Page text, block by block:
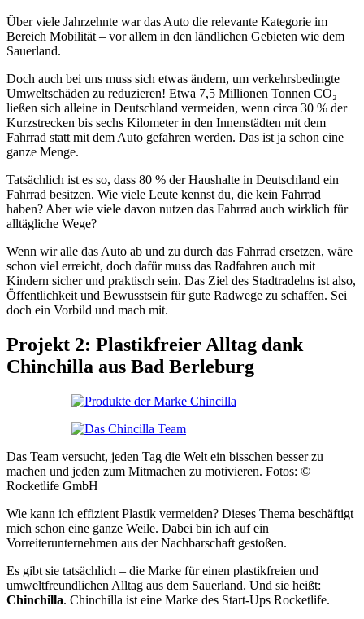
Über viele Jahrzehnte war das Auto die relevante Kategorie im
Bereich Mobilität – vor allem in den ländlichen Gebieten wie dem
Sauerland.
Doch auch bei uns muss sich etwas ändern, um verkehrsbedingte
Umweltschäden zu reduzieren! Etwa 7,5 Millionen Tonnen CO₂
ließen sich alleine in Deutschland vermeiden, wenn circa 30 % der
Kurzstrecken bis sechs Kilometer in den Innenstädten mit dem
Fahrrad statt mit dem Auto gefahren werden. Das ist ja schon eine
ganze Menge.
Tatsächlich ist es so, dass 80 % der Haushalte in Deutschland ein
Fahrrad besitzen. Wie viele Leute kennst du, die kein Fahrrad
haben? Aber wie viele davon nutzen das Fahrrad auch wirklich für
alltägliche Wege?
Wenn wir alle das Auto ab und zu durch das Fahrrad ersetzen, wäre
schon viel erreicht, doch dafür muss das Radfahren auch mit
Kindern sicher und praktisch sein. Das Ziel des Stadtradelns ist also,
Öffentlichkeit und Bewusstsein für gute Radwege zu schaffen. Sei
doch ein Vorbild und mach mit.
Projekt 2: Plastikfreier Alltag dank
Chinchilla aus Bad Berleburg
Das Team versucht, jeden Tag die Welt ein bisschen besser zu
machen und jeden zum Mitmachen zu motivieren. Fotos: ©
Rocketlife GmbH
Wie kann ich effizient Plastik vermeiden? Dieses Thema beschäftigt
mich schon eine ganze Weile. Dabei bin ich auf ein
Vorreiterunternehmen aus der Nachbarschaft gestoßen.
Es gibt sie tatsächlich – die Marke für einen plastikfreien und
umweltfreundlichen Alltag aus dem Sauerland. Und sie heißt:
Chinchilla. Chinchilla ist eine Marke des Start-Ups Rocketlife.